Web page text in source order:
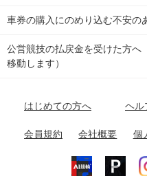
チャリロトプラザ
関
東
小田原競輪場
名古屋競輪場 岐阜競
富山競輪場 松阪競輪場
福井競輪場 奈良競輪
Perfecta Navi
netkeirin
車券の購入にのめり込む不安の
公営競技の払戻金を受けた方へ
移動します）
はじめての方へ ヘル
会員規約 会社概要 個